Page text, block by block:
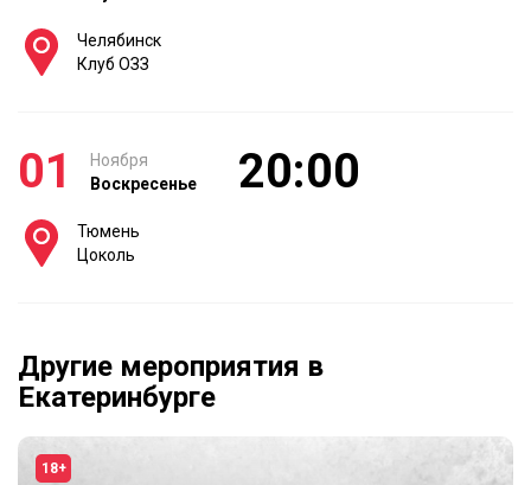
Челябинск
Клуб ОЗЗ
01
Ноября
Воскресенье
20:00
Тюмень
Цоколь
Другие мероприятия в
Екатеринбурге
18+